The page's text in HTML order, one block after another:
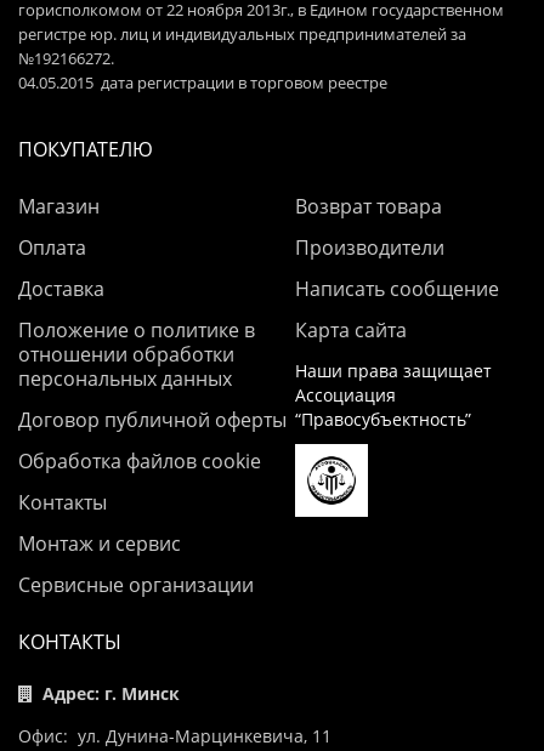
горисполкомом от 22 ноября 2013г., в Едином государственном
регистре юр. лиц и индивидуальных предпринимателей за
№192166272.
04.05.2015 дата регистрации в торговом реестре
ПОКУПАТЕЛЮ
Магазин
Оплата
Доставка
Положение о политике в
отношении обработки
персональных данных
Договор публичной оферты
Обработка файлов cookie
Контакты
Монтаж и сервис
Сервисные организации
Возврат товара
Производители
Написать сообщение
Карта сайта
Наши права защищает
Ассоциация
“Правосубъектность”
КОНТАКТЫ
Адрес: г. Минск
Офис: ул. Дунина-Марцинкевича, 11